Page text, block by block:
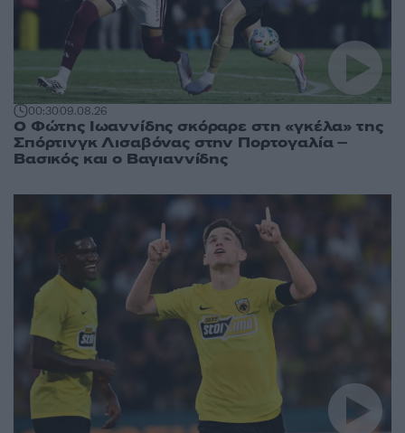
00:3009.08.26
Ο Φώτης Ιωαννίδης σκόραρε στη «γκέλα» της
Σπόρτινγκ Λισαβόνας στην Πορτογαλία –
Βασικός και ο Βαγιαννίδης